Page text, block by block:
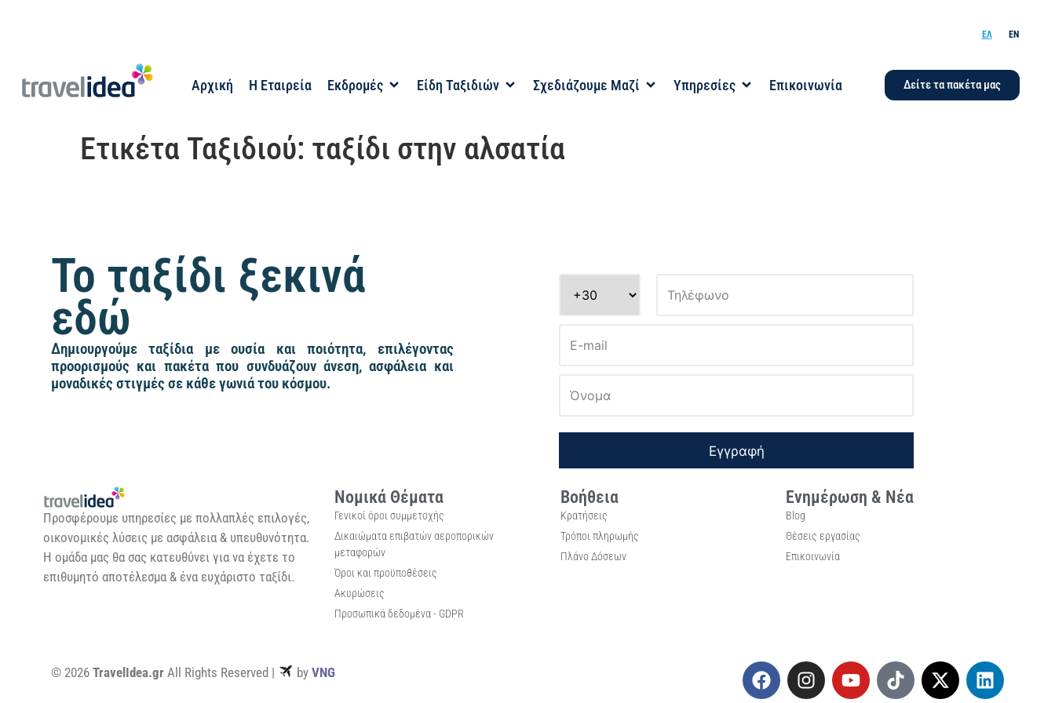
ΕΛ EN
Αρχική Η Εταιρεία Εκδρομές Είδη Ταξιδιών Σχεδιάζουμε Μαζί Υπηρεσίες Επικοινωνία Δείτε τα πακέτα μας
Ετικέτα Ταξιδιού: ταξίδι στην αλσατία
Το ταξίδι ξεκινά
εδώ
Δημιουργούμε ταξίδια με ουσία και ποιότητα, επιλέγοντας
προορισμούς και πακέτα που συνδυάζουν άνεση, ασφάλεια και
μοναδικές στιγμές σε κάθε γωνιά του κόσμου.
Εγγραφή
Προσφέρουμε υπηρεσίες με πολλαπλές επιλογές,
οικονομικές λύσεις με ασφάλεια & υπευθυνότητα.
Η ομάδα μας θα σας κατευθύνει για να έχετε το
επιθυμητό αποτέλεσμα & ένα ευχάριστο ταξίδι.
Νομικά Θέματα
Γενικοί όροι συμμετοχής
Δικαιώματα επιβατών αεροπορικών
μεταφορών
Όροι και προϋποθέσεις
Ακυρώσεις
Προσωπικά δεδομένα - GDPR
Βοήθεια
Κρατήσεις
Τρόποι πληρωμής
Πλάνο Δόσεων
Ενημέρωση & Νέα
Blog
Θέσεις εργασίας
Επικοινωνία
© 2026 TravelIdea.gr All Rights Reserved | by VNG